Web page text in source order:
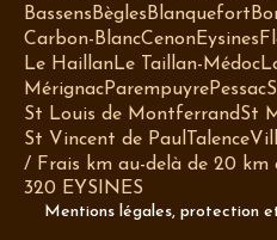
Bassens Bègles Blanquefort
Carbon-BlancCenonEysines
Le HaillanLe Taillan-Médoc
MérignacParempuyrePessac
St Louis de MontferrandSt
St Vincent de Paul
Talence
/ Frais km au-delà de 20 km
320 EYSINES
Mentions légales, protection